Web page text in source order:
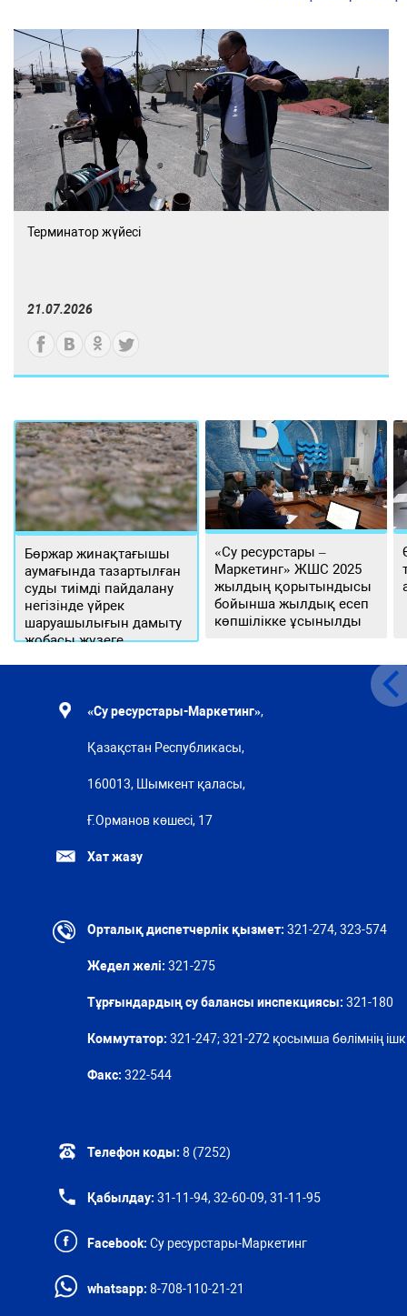
Терминатор жүйесі
21.07.2026
Бөржар жинақтағышы
аумағында тазартылған
суды тиімді пайдалану
негізінде үйрек
шаруашылығын дамыту
жобасы жүзеге
«Су ресурстары –
Маркетинг» ЖШС 2025
жылдың қорытындысы
бойынша жылдық есеп
көпшілікке ұсынылды
«Су ресурстары-Маркетинг»,
Қазақстан Республикасы,
160013, Шымкент қаласы,
Ғ.Орманов көшесі, 17
Хат жазу
Орталық диспетчерлік қызмет: 321-274, 323-574
Жедел желі: 321-275
Тұрғындардың су балансы инспекциясы: 321-180
Коммутатор: 321-247; 321-272 қосымша бөлімнің ішкі
Факс: 322-544
Телефон коды: 8 (7252)
Қабылдау: 31-11-94, 32-60-09, 31-11-95
Facebook: Су ресурстары-Маркетинг
whatsapp: 8-708-110-21-21